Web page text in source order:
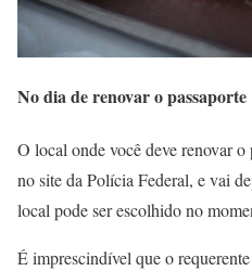
No dia de renovar o passaporte
O local onde você deve renovar o
no site da Polícia Federal, e vai
local pode ser escolhido no
É imprescindível que o